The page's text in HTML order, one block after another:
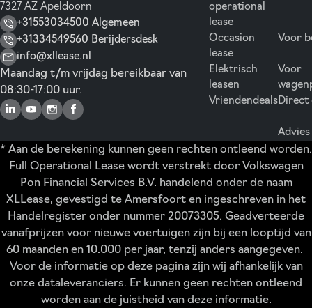
7327 AZ Apeldoorn
+31553034500 Algemeen
+31334549560 Berijdersdesk
info@xllease.nl
Maandag t/m vrijdag bereikbaar van
08:30-17:00 uur.
operational
lease
Occasion
lease
Elektrisch
leasen
Vriendendeals
Voor
Voor
Direct
* Aan de berekening kunnen geen rechten ontleend worden.
Full Operational Lease wordt verstrekt door Volkswagen
Pon Financial Services B.V. handelend onder de naam
XLLease, gevestigd te Amersfoort en ingeschreven in het
Handelregister onder nummer 20073305. Geadverteerde
vanafprijzen voor nieuwe voertuigen zijn bij een looptijd van
60 maanden en 10.000 per jaar, tenzij anders aangegeven.
Voor de informatie op deze pagina zijn wij afhankelijk van
onze dataleveranciers. Er kunnen geen rechten ontleend
worden aan de juistheid van deze informatie.